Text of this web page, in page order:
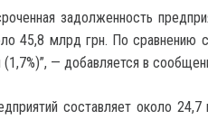
задолженность
45,8 млрд грн. По сравнению
— добавляется в
составляет около 24,7